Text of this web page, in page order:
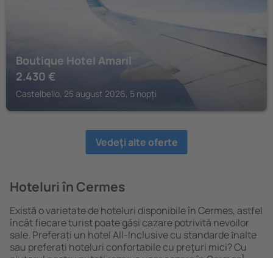
Boutique Hotel Amaril
2.430 €
Castelbello, 25 august 2026, 5 nopți
Vedeţi alte oferte
Hoteluri în Cermes
Există o varietate de hoteluri disponibile în Cermes, astfel
încât fiecare turist poate găsi cazare potrivită nevoilor
sale. Preferați un hotel All-Inclusive cu standarde ȋnalte
sau preferați hoteluri confortabile cu preţuri mici? Cu